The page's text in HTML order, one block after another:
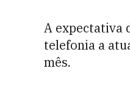
A expectativa
telefonia a
mês.